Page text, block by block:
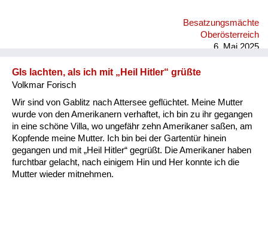
Besatzungsmächte
Oberösterreich
6. Mai 2025
GIs lachten, als ich mit „Heil Hitler“ grüßte
Volkmar Forisch
Wir sind von Gablitz nach Attersee geflüchtet. Meine Mutter
wurde von den Amerikanern verhaftet, ich bin zu ihr gegangen
in eine schöne Villa, wo ungefähr zehn Amerikaner saßen, am
Kopfende meine Mutter. Ich bin bei der Gartentür hinein
gegangen und mit „Heil Hitler“ gegrüßt. Die Amerikaner haben
furchtbar gelacht, nach einigem Hin und Her konnte ich die
Mutter wieder mitnehmen.